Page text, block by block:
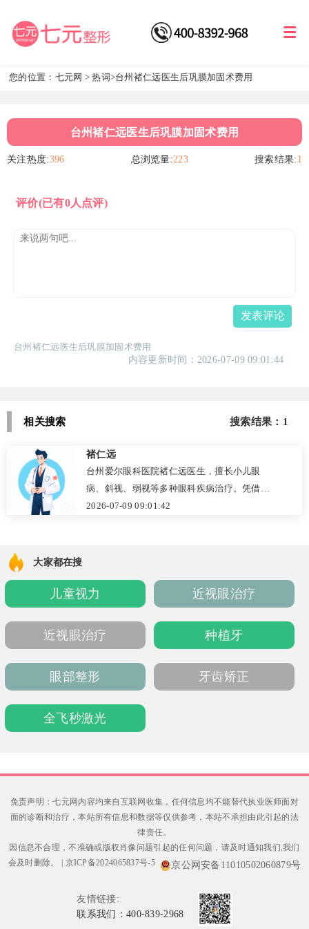
您的位置： 七元网 >热词 >台州褚仁远医生后巩膜加固术费用
台州褚仁远医生后巩膜加固术费用
关注热度:396 总浏览量:223 搜索结果: 1
评价(已有0人点评)
发表评论
台州褚仁远医生后巩膜加固术费用
内容更新时间：2026-07-09 09:01:44
相关搜索 搜索结果：1
褚仁远
台州爱尔眼科医院褚仁远医生，擅长小儿眼
病、斜视、弱视等多种眼科疾病治疗。凭借丰
富临床经验和先进技术设备，为患者提供个性
2026-07-09 09:01:42
大家都在搜
儿童视力 近视眼治疗
近视眼治疗 种植牙
眼部整形 牙齿矫正
全飞秒激光
免责声明：七元网内容均来自互联网收集，任何信息均不能替代执业医师面对
面的诊断和治疗，本站所有信息和数据等仅供参考，本站不承担由此引起的法
律责任。
因信息不合理，不准确或版权肖像问题引起的任何问题，请及时通知我们,我们
会及时删除。
京ICP备2024065837号-5 京公网安备11010502060879号
友情链接:
联系我们：400-839-2968